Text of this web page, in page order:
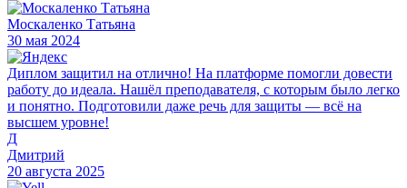
Москаленко Татьяна
30 мая 2024
Диплом защитил на отлично! На платформе помогли довести
работу до идеала. Нашёл преподавателя, с которым было легко
и понятно. Подготовили даже речь для защиты — всё на
высшем уровне!
Д
Дмитрий
20 августа 2025